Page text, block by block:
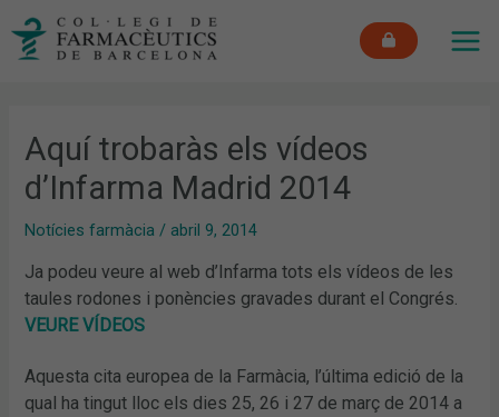
Aquí trobaràs els vídeos
d’Infarma Madrid 2014
Notícies farmàcia / abril 9, 2014
Ja podeu veure al web d’Infarma tots els vídeos de les
taules rodones i ponències gravades durant el Congrés.
VEURE VÍDEOS
Aquesta cita europea de la Farmàcia, l’última edició de la
qual ha tingut lloc els dies 25, 26 i 27 de març de 2014 a